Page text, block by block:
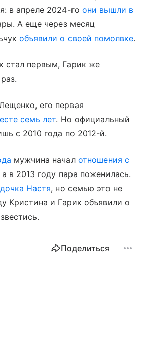
в апреле 2024-го они вышли в
А еще через месяц
объявили о своей помолвке.
стал первым, Гарик же
его первая
семь лет. Но официальный
с 2010 года по 2012-й.
мужчина начал отношения с
а в 2013 году пара поженилась.
дочка Настя, но семью это не
Кристина и Гарик объявили о
Поделиться